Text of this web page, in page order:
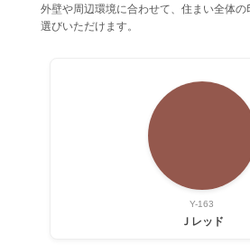
外壁や周辺環境に合わせて、住まい全体
選びいただけます。
Y-163
Ｊレッド